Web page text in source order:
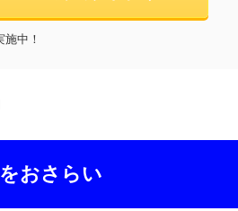
中！
おさらい